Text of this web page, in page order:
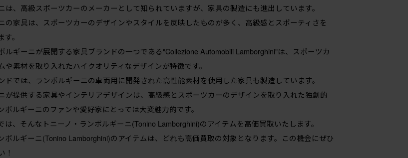
は、高級スポーツカーのメーカーとして知られていますが、家具の製造にも進出しています。
の家具は、スポーツカーのデザインやスタイルを反映したものが多く、高級感とスポーティさを
。
ルギーニが展開する家具ブランドの一つである"Collezione Automobili Lamborghini"は、スポーツカ
や素材を取り入れたハイクオリティなデザインが特徴です。
ドでは、ランボルギーニの車両用に開発された高性能素材を使用した家具も製造しています。
が提供する家具やインテリアデザインは、高級感とスポーツカーのデザインを取り入れた独創的
ボルギーニのファンや愛好家にとっては大変魅力的です。
は、そんなトニーノ・ランボルギーニ(Tonino Lamborghini)のアイテムを高価買取いたします。
ボルギーニ(Tonino Lamborghini)のアイテムは、どれも高価買取の対象となります。この機会にぜひ
！